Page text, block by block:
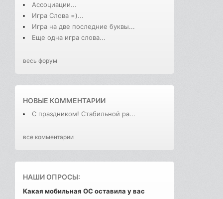
Ассоциации...
Игра Слова =)...
Игра на две последние буквы...
Еще одна игра слова...
весь форум
НОВЫЕ КОММЕНТАРИИ
С праздником! Стабильной ра...
все комментарии
НАШИ ОПРОСЫ:
Какая мобильная ОС оставила у вас